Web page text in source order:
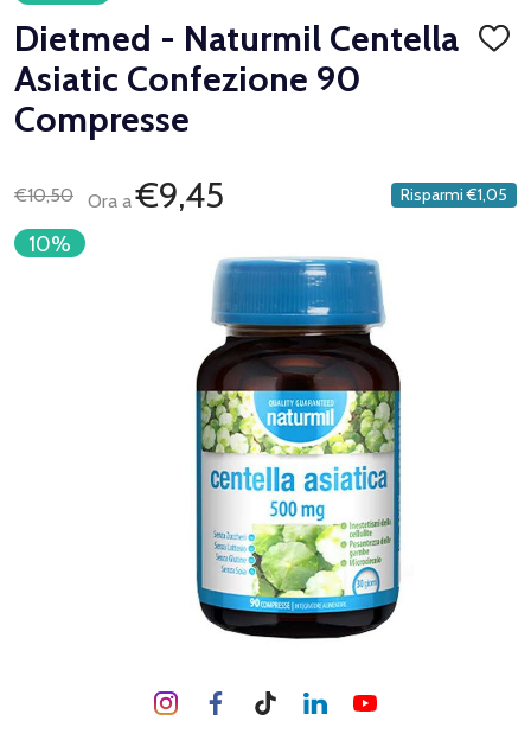
Dietmed - Naturmil Centella
Asiatic Confezione 90
Compresse
€10,50 Ora a€9,45 Risparmi €1,05
10%